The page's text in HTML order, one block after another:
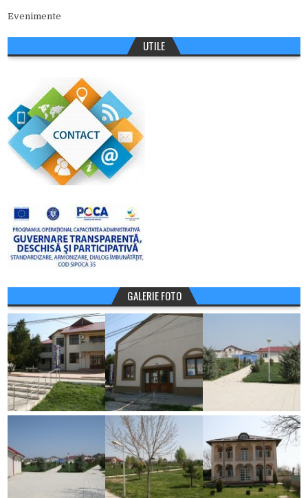
Evenimente
UTILE
GALERIE FOTO